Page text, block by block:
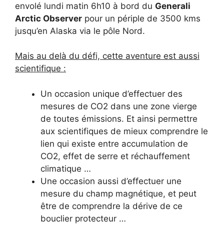
envolé lundi matin 6h10 à bord du Generali
Arctic Observer pour un périple de 3500 kms
jusqu’en Alaska via le pôle Nord.
Mais au delà du défi, cette aventure est aussi
scientifique :
Un occasion unique d’effectuer des
mesures de CO2 dans une zone vierge
de toutes émissions. Et ainsi permettre
aux scientifiques de mieux comprendre le
lien qui existe entre accumulation de
CO2, effet de serre et réchauffement
climatique …
Une occasion aussi d’effectuer une
mesure du champ magnétique, et peut
être de comprendre la dérive de ce
bouclier protecteur …